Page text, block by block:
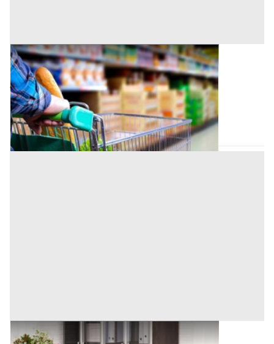
Negozio all'asta a Padova
Vigonza (Padova)
Offerta minima
43.500 € 58.000 €
Codice asta: AI3635722
Asta chiusa
Ufficio all'asta a Padova